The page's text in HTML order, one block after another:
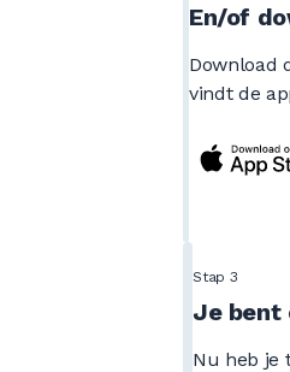
En/of
Download
vindt de
Stap 3
Je bent
Nu heb je